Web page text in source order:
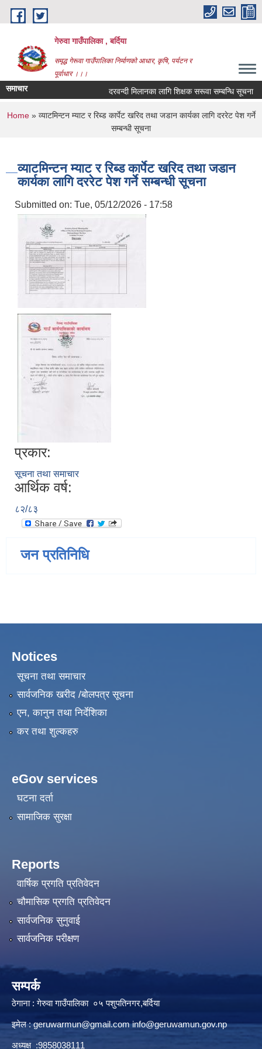
Skip to main content
गेरुवा गाउँपालिका , बर्दिया
समृद्ध गेरूवा गाउँपालिका निर्माणको आधार, कृषि, पर्यटन र
पूर्वाधार ।।।
समाचार दरवन्दी मिलानका लागि शिक्षक सरूवा सम्बन्धि सूचना
You are here
Home» व्याटमिन्टन म्याट र रिब्ड कार्पेट खरिद तथा जडान कार्यका लागि दररेट पेश गर्ने
सम्बन्धी सूचना
व्याटमिन्टन म्याट र रिब्ड कार्पेट खरिद तथा जडान
कार्यका लागि दररेट पेश गर्ने सम्बन्धी सूचना
Submitted on: Tue, 05/12/2026 - 17:58
प्रकार:
सूचना तथा समाचार
आर्थिक वर्ष:
८२/८३
जन प्रतिनिधि
Notices
सूचना तथा समाचार
सार्वजनिक खरीद /बोलपत्र सूचना
एन, कानुन तथा निर्देशिका
कर तथा शुल्कहरु
eGov services
घटना दर्ता
सामाजिक सुरक्षा
Reports
वार्षिक प्रगति प्रतिवेदन
चौमासिक प्रगति प्रतिवेदन
सार्वजनिक सुनुवाई
सार्वजनिक परीक्षण
सम्पर्क
ठेगाना : गेरुवा गाउँपालिका ०५ पशुपतिनगर,बर्दिया
इमेल :geruwarmun@gmail.com info@geruwamun.gov.np
अध्यक्ष :9858038111